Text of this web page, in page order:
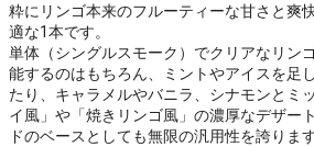
粋にリンゴ本来のフルーティーな甘さと爽
適な1本です。
単体（シングルスモーク）でクリアなリン
能するのはもちろん、ミントやアイスを足
たり、キャラメルやバニラ、シナモンとミ
イ風」や「焼きリンゴ風」の濃厚なデザー
ドのベースとしても無限の汎用性を誇りま